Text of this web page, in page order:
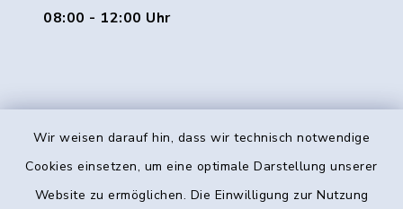
Wir weisen darauf hin, dass wir technisch notwendige
Cookies einsetzen, um eine optimale Darstellung unserer
Website zu ermöglichen. Die Einwilligung zur Nutzung
08:00 - 12:00 Uhr
Kontakt